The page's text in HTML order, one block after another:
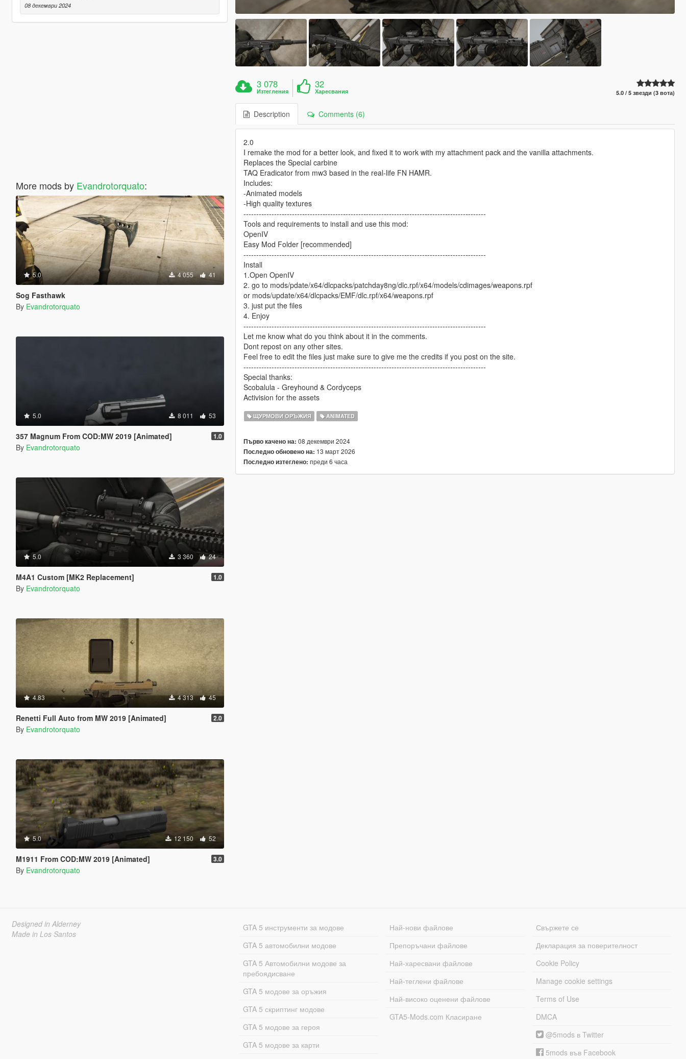
08 декември 2024
More mods by Evandrotorquato:
5.0 4 055 41
Sog Fasthawk
By Evandrotorquato
5.0 8 011 53
357 Magnum From COD:MW 2019 [Animated] 1.0
By Evandrotorquato
5.0 3 360 24
M4A1 Custom [MK2 Replacement] 1.0
By Evandrotorquato
4.83 4 313 45
Renetti Full Auto from MW 2019 [Animated] 2.0
By Evandrotorquato
5.0 12 150 52
M1911 From COD:MW 2019 [Animated] 3.0
By Evandrotorquato
3 078
Изтегления
32
Харесвания 5.0 / 5 звезди (3 вота)
Description Comments (6)
2.0
I remake the mod for a better look, and fixed it to work with my attachment pack and the vanilla attachments.
Replaces the Special carbine
TAQ Eradicator from mw3 based in the real-life FN HAMR.
Includes:
-Animated models
-High quality textures
-----------------------------------------------------------------------------------------------
Tools and requirements to install and use this mod:
OpenIV
Easy Mod Folder [recommended]
-----------------------------------------------------------------------------------------------
Install
1.Open OpenIV
2. go to mods/pdate/x64/dlcpacks/patchday8ng/dlc.rpf/x64/models/cdimages/weapons.rpf
or mods/update/x64/dlcpacks/EMF/dlc.rpf/x64/weapons.rpf
3. just put the files
4. Enjoy
-----------------------------------------------------------------------------------------------
Let me know what do you think about it in the comments.
Dont repost on any other sites.
Feel free to edit the files just make sure to give me the credits if you post on the site.
-----------------------------------------------------------------------------------------------
Special thanks:
Scobalula - Greyhound & Cordyceps
Activision for the assets
ЩУРМОВИ ОРЪЖИЯ ANIMATED
Първо качено на: 08 декември 2024
Последно обновено на: 13 март 2026
Последно изтеглено: преди 6 часа
Designed in Alderney
Made in Los Santos
GTA 5 инструменти за модове
GTA 5 автомобилни модове
GTA 5 Автомобилни модове за
пребоядисване
GTA 5 модове за оръжия
GTA 5 скриптинг модове
GTA 5 модове за героя
GTA 5 модове за карти
Най-нови файлове
Препоръчани файлове
Най-харесвани файлове
Най-теглени файлове
Най-високо оценени файлове
GTA5-Mods.com Класиране
Свържете се
Декларация за поверителност
Cookie Policy
Manage cookie settings
Terms of Use
DMCA
@5mods в Twitter
5mods във Facebook